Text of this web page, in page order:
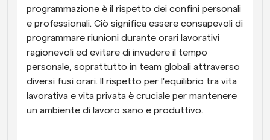
programmazione è il rispetto dei confini personali
e professionali. Ciò significa essere consapevoli di
programmare riunioni durante orari lavorativi
ragionevoli ed evitare di invadere il tempo
personale, soprattutto in team globali attraverso
diversi fusi orari. Il rispetto per l'equilibrio tra vita
lavorativa e vita privata è cruciale per mantenere
un ambiente di lavoro sano e produttivo.